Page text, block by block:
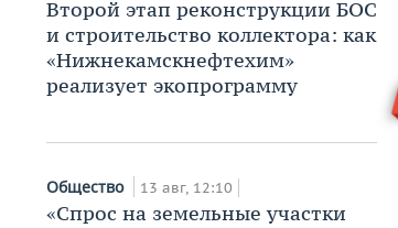
Второй этап реконструкции БОС
и строительство коллектора: как
«Нижнекамскнефтехим»
реализует экопрограмму
Общество 13 авг, 12:10
«Спрос на земельные участки